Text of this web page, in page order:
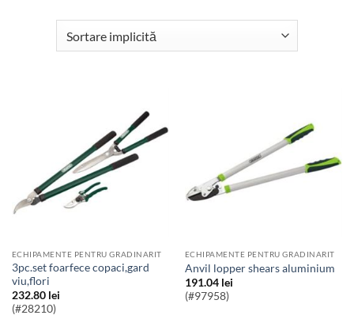
ECHIPAMENTE PENTRU GRADINARIT
3pc.set foarfece copaci,gard
viu,flori
232.80 lei
(#28210)
ECHIPAMENTE PENTRU GRADINARIT
Anvil lopper shears aluminium
191.04 lei
(#97958)